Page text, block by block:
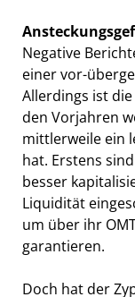
Negative
einer vor-
Allerdings ist
den Vorjahren
mittlerweile ein
hat. Erstens
besser
Liquidität
um über ihr
garantieren.
Doch hat der